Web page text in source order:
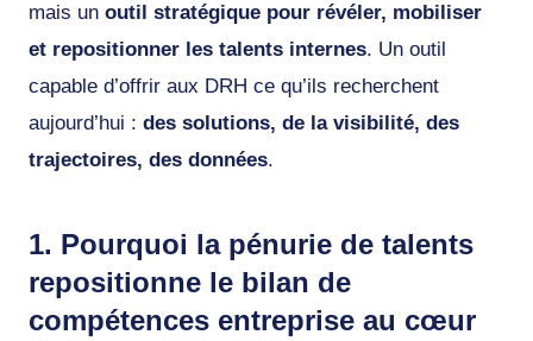
mais un outil stratégique pour révéler, mobiliser
et repositionner les talents internes. Un outil
capable d’offrir aux DRH ce qu’ils recherchent
aujourd’hui : des solutions, de la visibilité, des
trajectoires, des données.
1. Pourquoi la pénurie de talents
repositionne le bilan de
compétences entreprise au cœur